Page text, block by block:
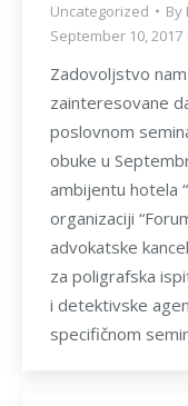
Uncategorized By
September 10, 2017
Zadovoljstvo
zainteresovane
poslovnom
obuke u
ambijentu hotela
organizaciji
advokatske
za poligrafska
i detektivske
specifičnom